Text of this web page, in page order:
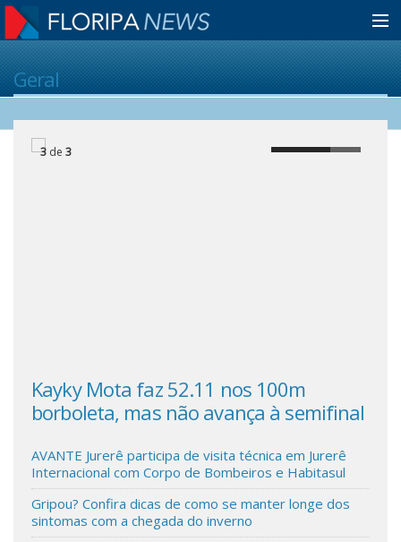
Home
Agenda Cultural
Geral
Kayky Mota faz 52.11 nos 100m
borboleta, mas não avança à semifinal
3 de3
AVANTE Jurerê participa de visita técnica em Jurerê
Internacional com Corpo de Bombeiros e Habitasul
Gripou? Confira dicas de como se manter longe dos
sintomas com a chegada do inverno